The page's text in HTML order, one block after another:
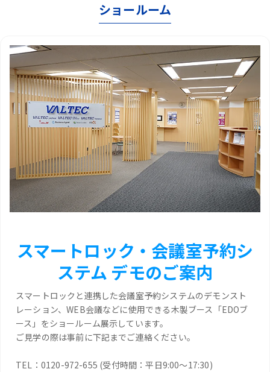
ショールーム
スマートロック・会議室予約シ
ステム デモのご案内
スマートロックと連携した会議室予約システムのデモンスト
レーション、WEB会議などに使用できる木製ブース「EDOブ
ース」をショールーム展示しています。
ご見学の際は事前に下記までご連絡ください。
TEL：0120-972-655 (受付時間：平日9:00～17:30)